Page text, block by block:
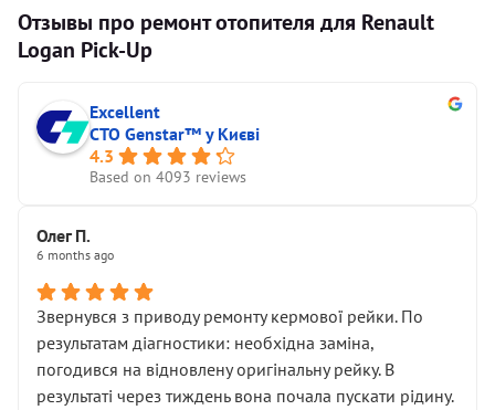
Отзывы про ремонт отопителя для Renault
Logan Pick-Up
Excellent
СТО Genstar™ у Києві
4.3
Based on 4093 reviews
Олег П.
6 months ago
Звернувся з приводу ремонту кермової рейки. По
результатам діагностики: необхідна заміна,
погодився на відновлену оригінальну рейку. В
результаті через тиждень вона почала пускати рідину.